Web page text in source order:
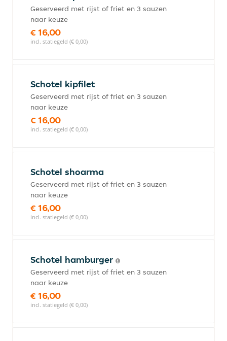
Geserveerd met rijst of friet en 3 sauzen
naar keuze
€ 16,00
incl. statiegeld (€ 0,00)
Schotel kipfilet
Geserveerd met rijst of friet en 3 sauzen
naar keuze
€ 16,00
incl. statiegeld (€ 0,00)
Schotel shoarma
Geserveerd met rijst of friet en 3 sauzen
naar keuze
€ 16,00
incl. statiegeld (€ 0,00)
Schotel hamburger
Geserveerd met rijst of friet en 3 sauzen
naar keuze
€ 16,00
incl. statiegeld (€ 0,00)